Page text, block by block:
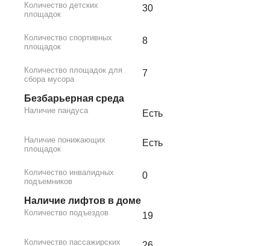
Количество детских
площадок
30
Количество спортивных
площадок
8
Количество площадок для
сбора мусора
7
Безбарьерная среда
Наличие пандуса Есть
Наличие понижающих
площадок
Есть
Количество инвалидных
подъемников
0
Наличие лифтов в доме
Количество подъездов 19
Количество пассажирских